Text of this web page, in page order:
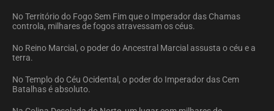
No Território do Fogo Sem Fim que o Imperador das Chamas
controla, milhares de fogos atravessam os céus.
No Reino Marcial, o poder do Ancestral Marcial assusta o céu e a
terra.
No Templo do Céu Ocidental, o poder do Imperador das Cem
Batalhas é absoluto.